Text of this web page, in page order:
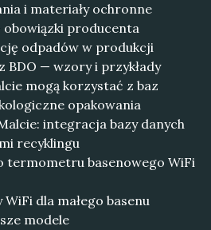
i materiały ochronne
producenta
odpadów w produkcji
— wzory i przykłady
mogą korzystać z baz
opakowania
integracja bazy danych
recyklingu
termometru basenowego WiFi
dla małego basenu
modele